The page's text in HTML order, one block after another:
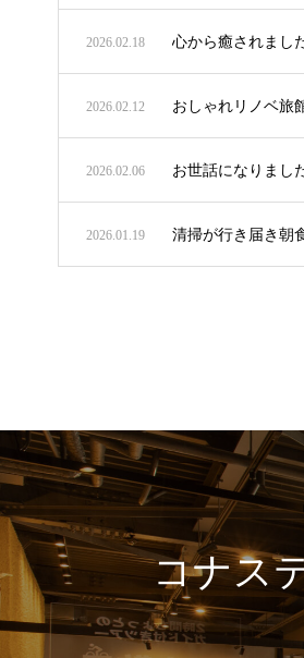
2026.02.18 心から癒されまし
2026.02.12 おしゃれリノベ旅
2026.02.06 お世話になりまし
2026.01.19 清掃が行き届き朝
コナス